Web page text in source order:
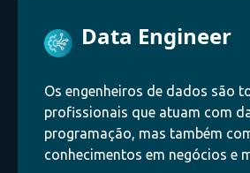
Data Engineer
Os engenheiros de dados são
profissionais que atuam com
programação, mas também
conhecimentos em negócios e